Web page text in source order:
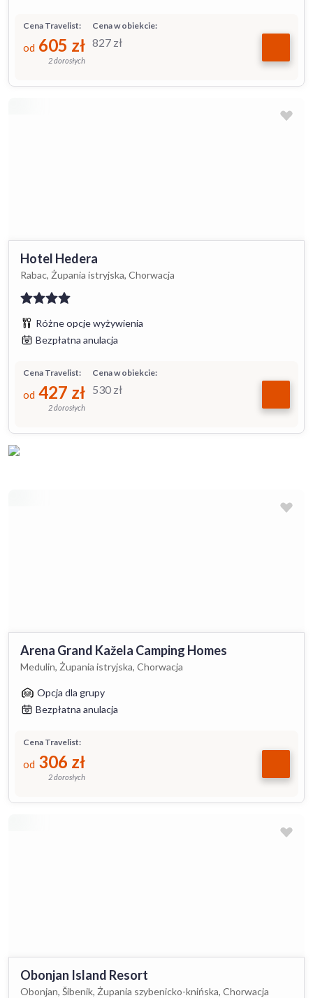
Cena w obiekcie:
827 zł
Cena Travelist:
od 605 zł
2 dorosłych
Hotel Hedera
Rabac, Żupania istryjska, Chorwacja
Różne opcje wyżywienia
Bezpłatna anulacja
Cena w obiekcie:
530 zł
Cena Travelist:
od 427 zł
2 dorosłych
Arena Grand Kažela Camping Homes
Medulin, Żupania istryjska, Chorwacja
Opcja dla grupy
Bezpłatna anulacja
Cena Travelist:
od 306 zł
2 dorosłych
Obonjan Island Resort
Obonjan, Šibenik, Żupania szybenicko-knińska, Chorwacja